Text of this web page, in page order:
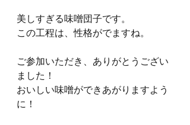
美しすぎる味噌団子です。
この工程は、性格がでますね。
ご参加いただき、ありがとうござい
ました！
おいしい味噌ができあがりますよう
に！